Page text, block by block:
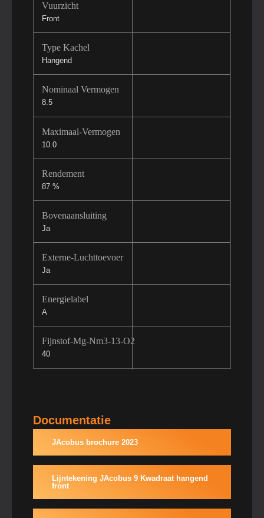
Vuurzicht
Front
Type Kachel
Hangend
Nominaal Vermogen
8.5
Maximaal-Vermogen
10.0
Rendement
87 %
Bovenaansluiting
Ja
Externe-Luchttoevoer
Ja
Energielabel
A
Fijnstof-Mg-Nm3-13-O2
40
Documentatie
JAcobus brochure 2023
Lijntekening JAcobus 9 Kwadraat hangend
front